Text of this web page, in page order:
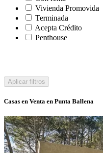
Vivienda Promovida
Terminada
Acepta Crédito
Penthouse
Aplicar filtros
Casas en Venta en Punta Ballena